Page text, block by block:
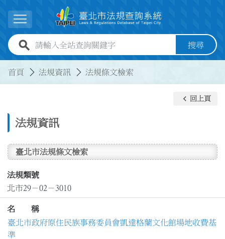
展開選單
全站查詢關鍵字欄位 搜尋
首頁 法規資訊 法規條文檢索
法規資訊
keyboard_arrow_left 回上頁
臺北市法規條文檢索
法規類號
北市29－02－3010
名 稱
臺北市政府原住民族事務委員會凱達格蘭文化館場地收費基
準